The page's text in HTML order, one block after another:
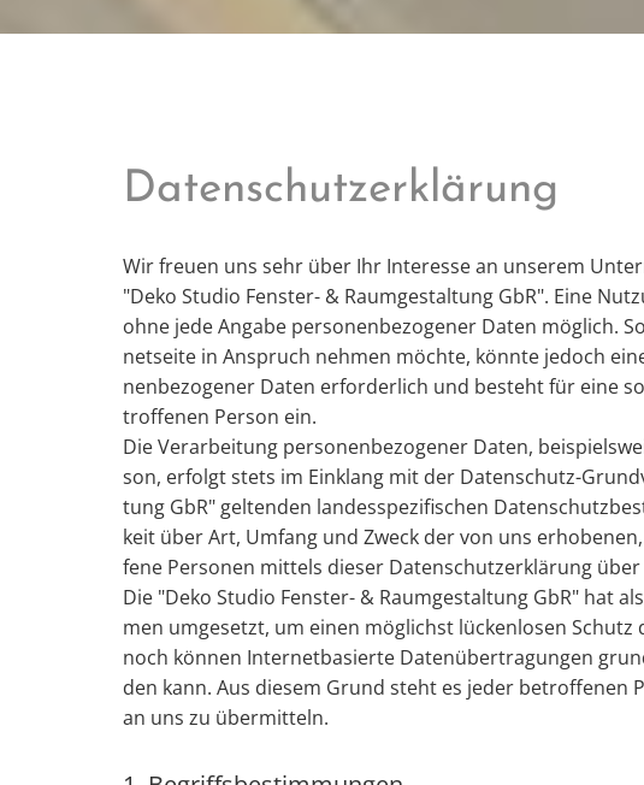
Datenschutzerklärung
Wir freu­en uns sehr über Ihr In­ter­es­se an un­se­rem
"Deko Stu­dio Fens­ter- & Raum­ge­stal­tung GbR". Eine
ohne jede An­ga­be per­so­nen­be­zo­ge­ner Daten mög­lich.
net­sei­te in An­spruch neh­men möch­te, könn­te je­doch
nen­be­zo­ge­ner Daten er­for­der­lich und be­steht für eine
trof­fe­nen Per­son ein.
Die Ver­ar­bei­tung per­so­nen­be­zo­ge­ner Daten,
son, er­folgt stets im Ein­klang mit der Da­ten­schutz-
tung GbR" gel­ten­den lan­des­spe­zi­fi­schen
keit über Art, Um­fang und Zweck der von uns
fe­ne Per­so­nen mit­tels die­ser Da­ten­schutz­er­klä­rung
Die "Deko Stu­dio Fens­ter- & Raum­ge­stal­tung GbR" hat
men um­ge­setzt, um einen mög­lichst lü­cken­lo­sen
noch kön­nen In­ter­net­ba­sier­te Da­ten­über­tra­gun­gen
den kann. Aus die­sem Grund steht es jeder be­trof­fe­nen
an uns zu über­mit­teln.